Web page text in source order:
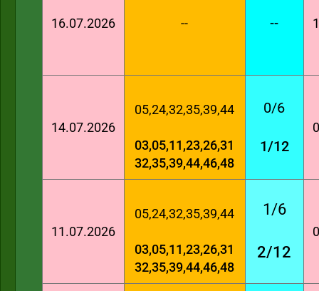
16.07.2026 -- --
14.07.2026
05,24,32,35,39,44
03,05,11,23,26,31
32,35,39,44,46,48
0/6
1/12
11.07.2026
05,24,32,35,39,44
03,05,11,23,26,31
32,35,39,44,46,48
1/6
2/12